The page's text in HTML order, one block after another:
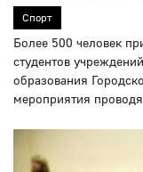
Спорт
Более 500 человек
студентов
образования
мероприятия